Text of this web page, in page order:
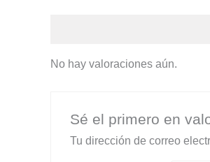
No hay valoraciones aún.
Sé el primero en
Tu dirección de correo